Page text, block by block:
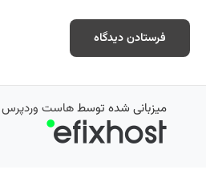
میزبانی شده توسطهاست